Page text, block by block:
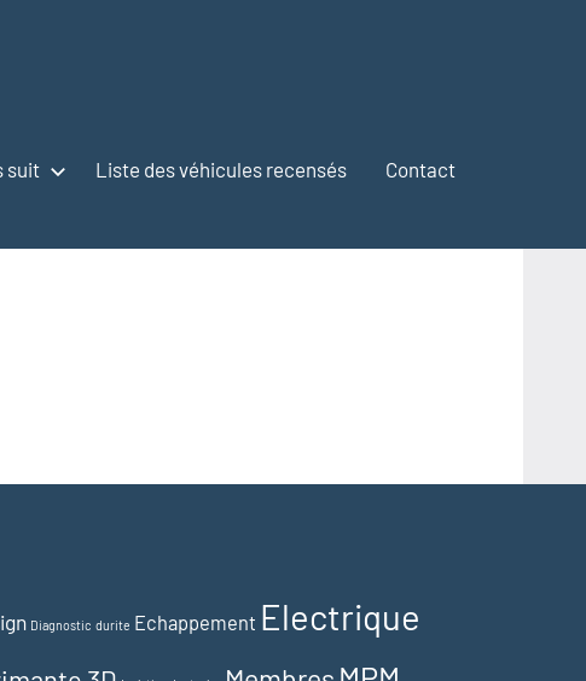
suit Liste des véhicules recensés Contact
Diagnostic durite Echappement Electrique